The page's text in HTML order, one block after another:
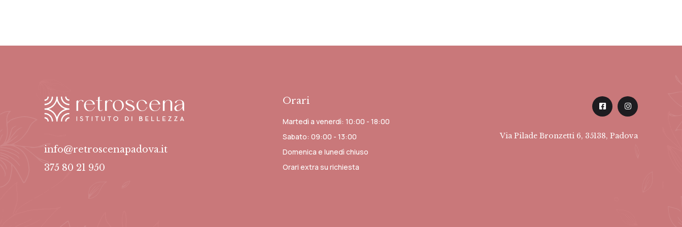
info@retroscenapadova.it
375 80 21 950
Orari
Martedì a venerdì: 10:00 - 18:00
Sabato: 09:00 - 13:00
Domenica e lunedì chiuso
Orari extra su richiesta
Via Pilade Bronzetti 6, 35138, Padova